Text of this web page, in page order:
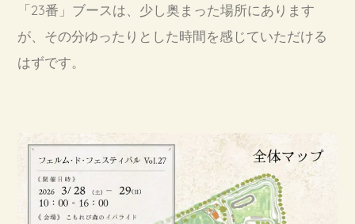
「23番」ブースは、少し奥まった場所にあります
が、その分ゆったりとした時間を感じていただける
はずです。